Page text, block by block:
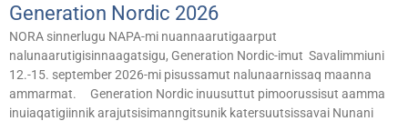
Generation Nordic 2026
NORA sinnerlugu NAPA-mi nuannaarutigaarput
nalunaarutigisinnaagatsigu, Generation Nordic-imut Savalimmiuni
12.-15. september 2026-mi pisussamut nalunaarnissaq maanna
ammarmat. Generation Nordic inuusuttut pimoorussisut aamma
inuiaqatigiinnik arajutsisimanngitsunik katersuutsissavai Nunani